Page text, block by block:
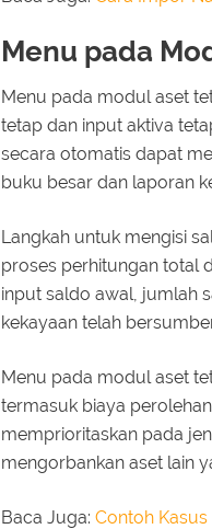
Menu pada
Menu pada modul aset
tetap dan input aktiva
secara otomatis dapat
buku besar dan laporan
Langkah untuk mengisi
proses perhitungan total
input saldo awal, jumlah
kekayaan telah
Menu pada modul aset
termasuk biaya
memprioritaskan pada
mengorbankan aset lain
Baca Juga: Contoh